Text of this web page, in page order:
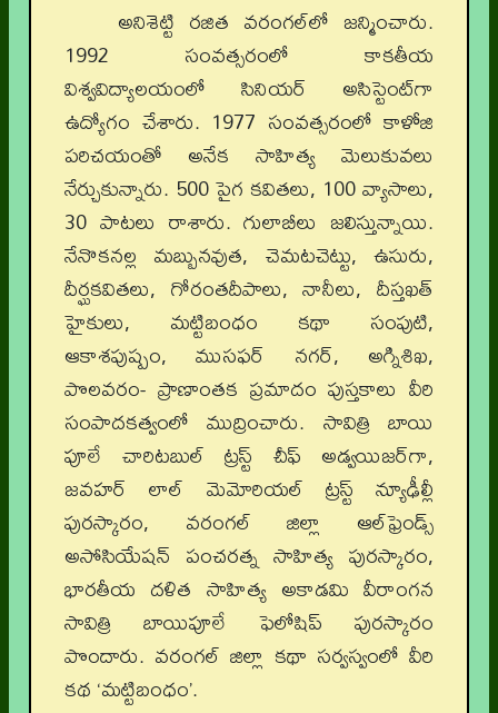
అనిశెట్టి రజిత వరంగల్‌లో జన్మించారు.
1992 సంవత్సరంలో కాకతీయ
విశ్వవిద్యాలయంలో సినియర్‌ అసిస్టెంట్‌గా
ఉద్యోగం చేశారు. 1977 సంవత్సరంలో కాళోజి
పరిచయంతో అనేక సాహిత్య మెలుకువలు
నేర్చుకున్నారు. 500 పైగ కవితలు, 100 వ్యాసాలు,
30 పాటలు రాశారు. గులాబీలు జలిస్తున్నాయి.
నేనొకనల్ల మబ్బునవుత, చెమటచెట్టు, ఉసురు,
దీర్ఘకవితలు, గోరంతదీపాలు, నానీలు, దీస్తఖత్‌
హైకులు, మట్టిబంధం కథా సంపుటి,
ఆకాశపుష్పం, ముసఫర్‌ నగర్‌, అగ్నిశిఖ,
పొలవరం- ప్రాణాంతక ప్రమాదం పుస్తకాలు వీరి
సంపాదకత్వంలో ముద్రించారు. సావిత్రి బాయి
పూలే చారిటబుల్‌ ట్రస్ట్‌ చీఫ్‌ అడ్వయిజర్‌గా,
జవహర్‌ లాల్‌ మెమోరియల్‌ ట్రస్ట్‌ న్యూఢీల్లీ
పురస్కారం, వరంగల్‌ జిల్లా ఆల్‌ఫ్రెండ్స్‌
అసోసియేషన్‌ పంచరత్న సాహిత్య పురస్కారం,
భారతీయ దళిత సాహిత్య అకాడమి వీరాంగన
సావిత్రి బాయిపూలే ఫెలోషిప్‌ పురస్కారం
పొందారు. వరంగల్‌ జిల్లా కథా సర్వస్వంలో వీరి
కథ ‘మట్టిబంధం’.